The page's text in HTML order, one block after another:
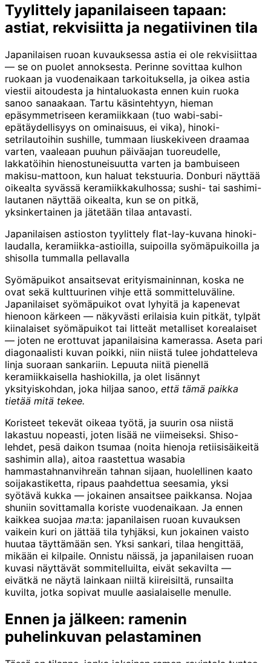
Tyylittely japanilaiseen tapaan:
astiat, rekvisiitta ja negatiivinen tila
Japanilaisen ruoan kuvauksessa astia ei ole rekvisiittaa
— se on puolet annoksesta. Perinne sovittaa kulhon
ruokaan ja vuodenaikaan tarkoituksella, ja oikea astia
viestii aitoudesta ja hintaluokasta ennen kuin ruoka
sanoo sanaakaan. Tartu käsintehtyyn, hieman
epäsymmetriseen keramiikkaan (tuo wabi-sabi-
epätäydellisyys on ominaisuus, ei vika), hinoki-
setrilautoihin sushille, tummaan liuskekiveen draamaa
varten, vaaleaan puuhun päiväajan tuoreudelle,
lakkatöihin hienostuneisuutta varten ja bambuiseen
makisu-mattoon, kun haluat tekstuuria. Donburi näyttää
oikealta syvässä keramiikkakulhossa; sushi- tai sashimi-
lautanen näyttää oikealta, kun se on pitkä,
yksinkertainen ja jätetään tilaa antavasti.
Japanilaisen astioston tyylittely flat-lay-kuvana hinoki-
laudalla, keramiikka-astioilla, suipoilla syömäpuikoilla ja
shisolla tummalla pellavalla
Syömäpuikot ansaitsevat erityismaininnan, koska ne
ovat sekä kulttuurinen vihje että sommitteluväline.
Japanilaiset syömäpuikot ovat lyhyitä ja kapenevat
hienoon kärkeen — näkyvästi erilaisia kuin pitkät, tylpät
kiinalaiset syömäpuikot tai litteät metalliset korealaiset
— joten ne erottuvat japanilaisina kamerassa. Aseta pari
diagonaalisti kuvan poikki, niin niistä tulee johdatteleva
linja suoraan sankariin. Lepuuta niitä pienellä
keramiikkaisella hashiokilla, ja olet lisännyt
yksityiskohdan, joka hiljaa sanoo, että tämä paikka
tietää mitä tekee.
Koristeet tekevät oikeaa työtä, ja suurin osa niistä
lakastuu nopeasti, joten lisää ne viimeiseksi. Shiso-
lehdet, pesä daikon tsumaa (noita hienoja retiisisäikeitä
sashimin alla), aitoa raastettua wasabia
hammastahnanvihreän tahnan sijaan, huolellinen kaato
soijakastiketta, ripaus paahdettua seesamia, yksi
syötävä kukka — jokainen ansaitsee paikkansa. Nojaa
shuniin sovittamalla koriste vuodenaikaan. Ja ennen
kaikkea suojaa ma:ta: japanilaisen ruoan kuvauksen
vaikein kuri on jättää tila tyhjäksi, kun jokainen vaisto
huutaa täyttämään sen. Yksi sankari, tilaa hengittää,
mikään ei kilpaile. Onnistu näissä, ja japanilaisen ruoan
kuvasi näyttävät sommitelluilta, eivät sekavilta —
eivätkä ne näytä lainkaan niiltä kiireisiltä, runsailta
kuvilta, jotka sopivat muulle aasialaiselle menulle.
Ennen ja jälkeen: ramenin
puhelinkuvan pelastaminen